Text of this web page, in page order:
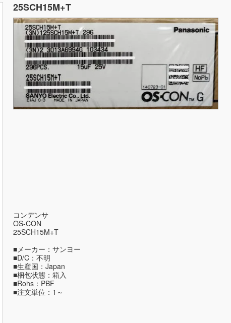
25SCH15M+T
コンデンサ
OS-CON
25SCH15M+T
■メーカー：サンヨー
■D/C：不明
■生産国：Japan
■梱包状態：箱入
■Rohs：PBF
■注文単位：1～